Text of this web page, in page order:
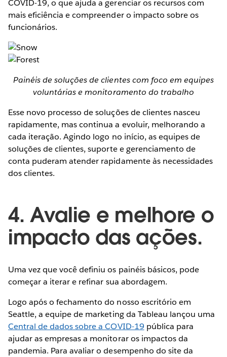
COVID-19, o que ajuda a gerenciar os recursos com
mais eficiência e compreender o impacto sobre os
funcionários.
Painéis de soluções de clientes com foco em equipes
voluntárias e monitoramento do trabalho
Esse novo processo de soluções de clientes nasceu
rapidamente, mas continua a evoluir, melhorando a
cada iteração. Agindo logo no início, as equipes de
soluções de clientes, suporte e gerenciamento de
conta puderam atender rapidamente às necessidades
dos clientes.
4. Avalie e melhore o
impacto das ações.
Uma vez que você definiu os painéis básicos, pode
começar a iterar e refinar sua abordagem.
Logo após o fechamento do nosso escritório em
Seattle, a equipe de marketing da Tableau lançou uma
Central de dados sobre a COVID-19 pública para
ajudar as empresas a monitorar os impactos da
pandemia. Para avaliar o desempenho do site da